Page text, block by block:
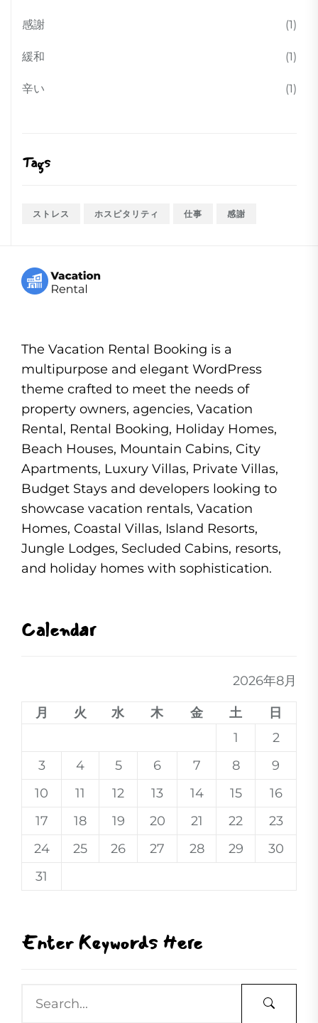
感謝 (1)
緩和 (1)
辛い (1)
Tags
ストレス ホスピタリティ 仕事 感謝
The Vacation Rental Booking is a
multipurpose and elegant WordPress
theme crafted to meet the needs of
property owners, agencies, Vacation
Rental, Rental Booking, Holiday Homes,
Beach Houses, Mountain Cabins, City
Apartments, Luxury Villas, Private Villas,
Budget Stays and developers looking to
showcase vacation rentals, Vacation
Homes, Coastal Villas, Island Resorts,
Jungle Lodges, Secluded Cabins, resorts,
and holiday homes with sophistication.
Calendar
2026年8月
月 火 水 木 金 土
日
1
2
3
4 5 6 7 8
9
10
11 12 13 14 15
16
17
18 19 20 21 22
23
24
25 26 27 28 29
30
31
Enter Keywords Here